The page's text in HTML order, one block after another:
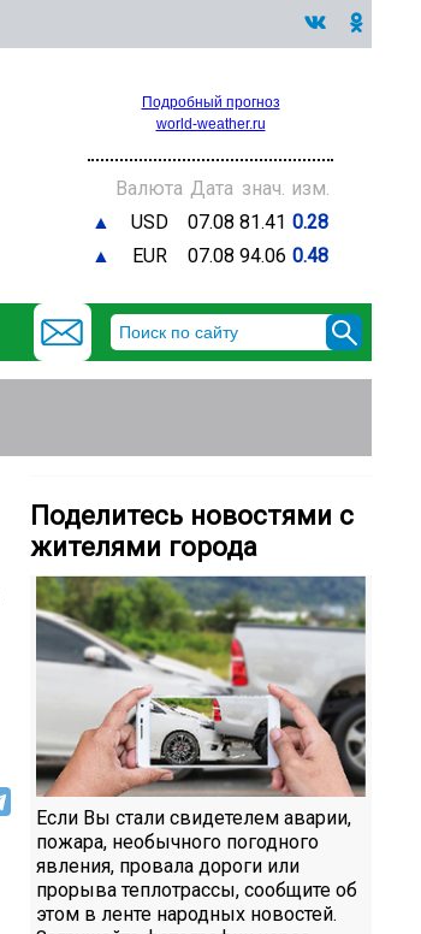
Подробный прогноз
world-weather.ru
Валюта Дата знач. изм.
▲
USD 07.08 81.41 0.28
▲
EUR 07.08 94.06 0.48
Поделитесь новостями с
жителями города
Если Вы стали свидетелем аварии,
пожара, необычного погодного
явления, провала дороги или
прорыва теплотрассы, сообщите об
этом в ленте народных новостей.